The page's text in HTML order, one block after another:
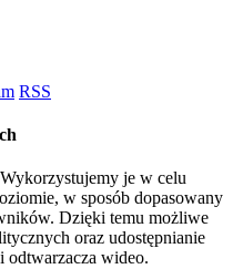
RSS
je w celu
w sposób dopasowany
Dzięki temu możliwe
oraz udostępnianie
odtwarzacza wideo.